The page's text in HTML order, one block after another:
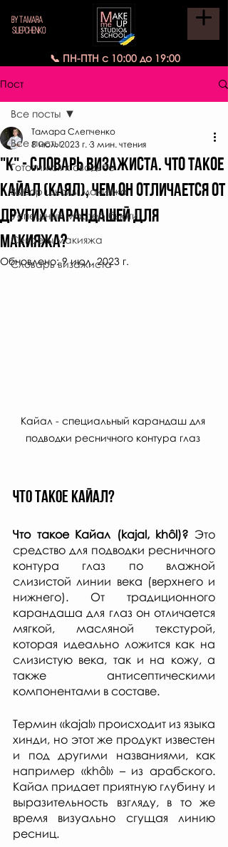
BY TAMARA
SLIEPCHENKO
📞 ПН-ПТН с 10:00 до 19:00
Пост
Все посты
Готовимся к свадьбе
Выбор школы макияжа
Успешный мастер бьюти
Секреты макияжа
Словарь визажиста
Все посты
"К" - СЛОВАРЬ ВИЗАЖИСТА. ЧТО ТАКОЕ
кайал (каял), чем он отличается от
других карандашей для
макияжа?
Тамара Слепченко
8 июл. 2023 г. 3 мин. чтения
Обновлено:9 июл. 2023 г.
Кайал - специальный карандаш для
подводки ресничного контура глаз
ЧТО ТАКОЕ кайал?
Что такое Кайал (kajal, khôl)? Это
средство для подводки ресничного
контура глаз по влажной
слизистой линии века (верхнего и
нижнего). От традиционного
карандаша для глаз он отличается
мягкой, масляной текстурой,
которая идеально ложится как на
слизистую века, так и на кожу, а
также антисептическими
компонентами в составе.
Термин «kajal» происходит из языка
хинди, но этот же продукт известен
и под другими названиями, как
например «khôl» – из арабского.
Кайал придает приятную глубину и
выразительность взгляду, в то же
время визуально сгущая линию
ресниц.